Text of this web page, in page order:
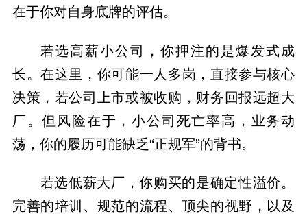
在于你对自身底牌的评估。
若选高薪小公司，你押注的是爆发式成
长。在这里，你可能一人多岗，直接参与核心
决策，若公司上市或被收购，财务回报远超大
厂。但风险在于，小公司死亡率高，业务动
荡，你的履历可能缺乏“正规军”的背书。
若选低薪大厂，你购买的是确定性溢价。
完善的培训、规范的流程、顶尖的视野，以及